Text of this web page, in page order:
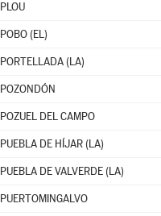
PLOU
POBO (EL)
PORTELLADA (LA)
POZONDÓN
POZUEL DEL CAMPO
PUEBLA DE HÍJAR (LA)
PUEBLA DE VALVERDE (LA)
PUERTOMINGALVO